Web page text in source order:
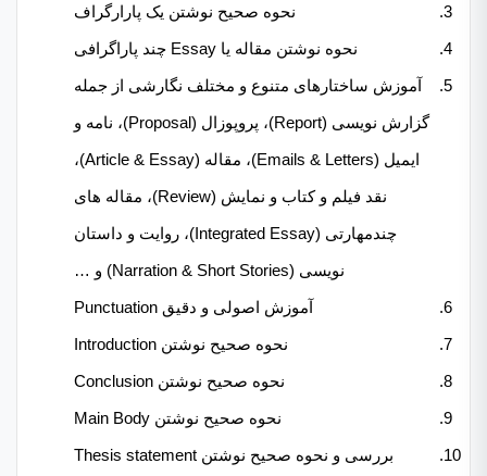
نحوه صحیح نوشتن یک پارارگراف
نحوه نوشتن مقاله یا Essay چند پاراگرافی
آموزش ساختارهای متنوع و مختلف نگارشی از جمله
گزارش نویسی (Report)، پروپوزال (Proposal)، نامه و
ایمیل (Emails & Letters)، مقاله (Article & Essay)،
نقد فیلم و کتاب و نمایش (Review)، مقاله های
چندمهارتی (Integrated Essay)، روایت و داستان
نویسی (Narration & Short Stories) و …
آموزش اصولی و دقیق Punctuation
نحوه صحیح نوشتن Introduction
نحوه صحیح نوشتن Conclusion
نحوه صحیح نوشتن Main Body
بررسی و نحوه صحیح نوشتن Thesis statement